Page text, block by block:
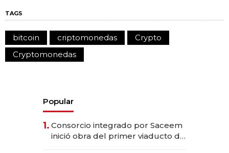
TAGS
bitcoin criptomonedas
Crypto
Cryptomonedas
Popular
1. Consorcio integrado por Saceem
inició obra del primer viaducto de